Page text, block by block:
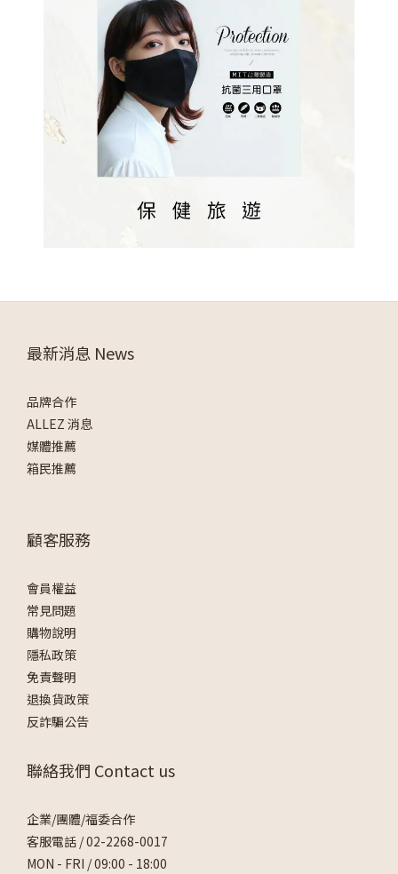
最新消息 News
品牌合作
ALLEZ 消息
媒體推薦
箱民推薦
顧客服務
會員權益
常見問題
購物說明
隱私政策
免責聲明
退換貨政策
反詐騙公告
聯絡我們 Contact us
企業/團體/福委合作
客服電話 /02-2268-0017
MON - FRI / 09:00 - 18:00